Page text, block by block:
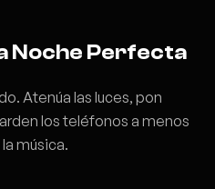
Noche Perfecta
Atenúa las luces, pon
los teléfonos a menos
música.